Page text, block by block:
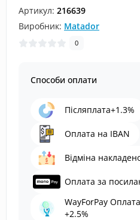
Артикул: 216639
Виробник: Matador
0
Способи оплати
Післяплата+1.3%
Оплата на IBAN
Відміна
Оплата за
WayForPay
+2.5%